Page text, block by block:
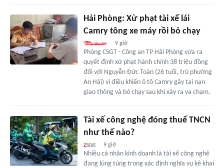
Hải Phòng: Xử phạt tài xế lái
Camry tông xe máy rồi bỏ chạy
9 giờ
Phòng CSGT - Công an TP Hải Phòng vừa ra
quyết định xử phạt hành chính 38 triệu đồng
đối với Nguyễn Đức Toàn (26 tuổi, trú phường
An Hải) vì điều khiển ô tô Camry gây tai nạn
giao thông và bỏ chạy sau khi xảy ra va chạm.
Tài xế công nghệ đóng thuế TNCN
như thế nào?
9 giờ
Nhiều cá nhân kinh doanh là tài xế công nghệ
đang lúng túng trong xác định nghĩa vụ kê khai